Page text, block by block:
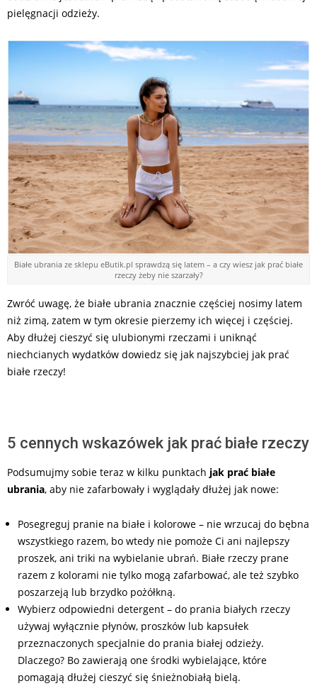
pielęgnacji odzieży.
Białe ubrania ze sklepu eButik.pl sprawdzą się latem – a czy wiesz jak prać białe
rzeczy żeby nie szarzały?
Zwróć uwagę, że białe ubrania znacznie częściej nosimy latem
niż zimą, zatem w tym okresie pierzemy ich więcej i częściej.
Aby dłużej cieszyć się ulubionymi rzeczami i uniknąć
niechcianych wydatków dowiedz się jak najszybciej jak prać
białe rzeczy!
5 cennych wskazówek jak prać białe rzeczy
Podsumujmy sobie teraz w kilku punktach jak prać białe
ubrania, aby nie zafarbowały i wyglądały dłużej jak nowe:
Posegreguj pranie na białe i kolorowe – nie wrzucaj do bębna
wszystkiego razem, bo wtedy nie pomoże Ci ani najlepszy
proszek, ani triki na wybielanie ubrań. Białe rzeczy prane
razem z kolorami nie tylko mogą zafarbować, ale też szybko
poszarzeją lub brzydko pożółkną.
Wybierz odpowiedni detergent – do prania białych rzeczy
używaj wyłącznie płynów, proszków lub kapsułek
przeznaczonych specjalnie do prania białej odzieży.
Dlaczego? Bo zawierają one środki wybielające, które
pomagają dłużej cieszyć się śnieżnobiałą bielą.